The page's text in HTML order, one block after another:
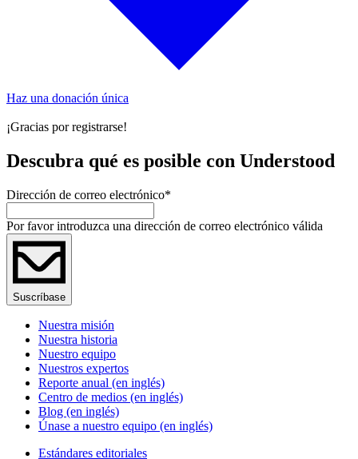
Haz una donación única
¡Gracias por registrarse!
Descubra qué es posible con Understood
Dirección de correo electrónico*
Por favor introduzca una dirección de correo electrónico válida
Suscríbase
Nuestra misión
Nuestra historia
Nuestro equipo
Nuestros expertos
Reporte anual (en inglés)
Centro de medios (en inglés)
Blog (en inglés)
Únase a nuestro equipo (en inglés)
Estándares editoriales